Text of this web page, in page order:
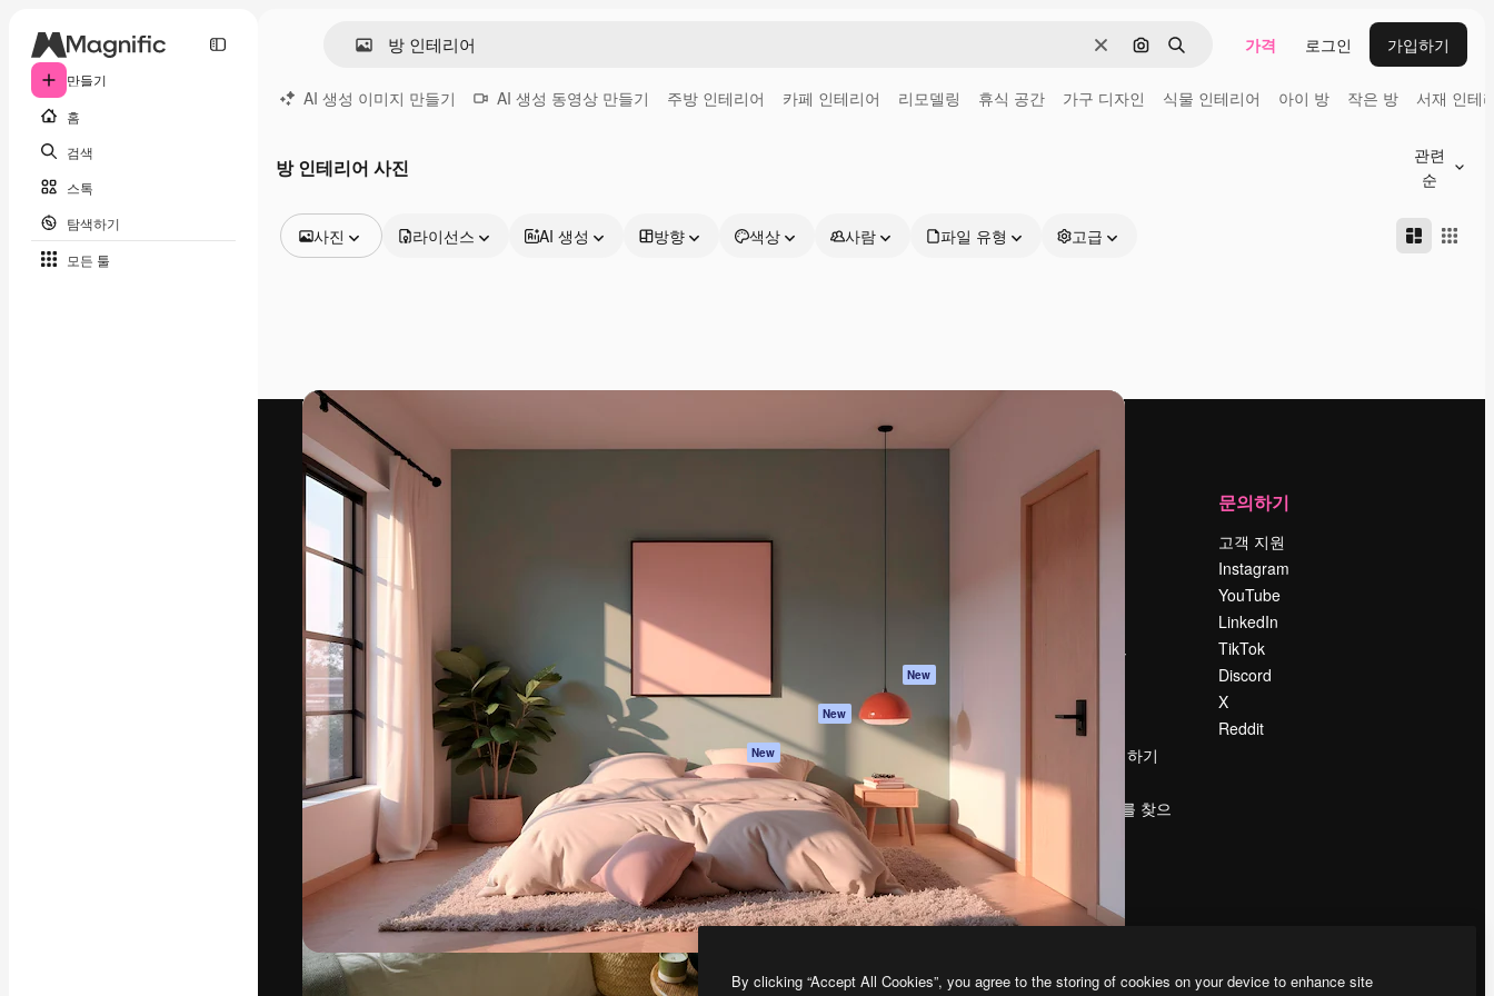
만들기
홈
검색
스톡
탐색하기
모든 툴
지우기이미지로 검색
검색 가격 로그인 가입하기
AI 생성 이미지 만들기 AI 생성 동영상 만들기 주방 인테리어 카페 인테리어 리모델링 휴식 공간 가구 디자인 식물 인테리어 아이 방 작은 방 서재 인테
방 인테리어 사진
관련
순
사진
동영상
영상 클립
모션 그래픽
동영상 템플릿
아이콘
3D 모델
글꼴
라이선스 AI 생성 방향 색상 사람 파일 유형 고급
최고의 결과물을 이끌어내는 크리에이티브
플랫폼. 크리에이터, 엔터프라이즈, 에이전시,
스튜디오를 아우르는 100만 명 이상의 구독
한국어
Spaces
AI 텍스트 음성 변환
스톡 콘텐츠
Claude/ChatGPT
용 MCP
New
Agents New
API
모바일 앱
모든 Magnific 툴
New
쿠키 정책
Trust Center
제휴 파트너
비지니스
회사
검색 트렌드
이벤트
Slidesgo
콘텐츠 판매하기
프레스룸
magnific.ai를 찾으
문의하기
고객 지원
Instagram
YouTube
LinkedIn
TikTok
Discord
X
Reddit
Copyright © 2010-2026Freepik Company S.L.U.모든 권리는 보호 받습니다.
By clicking “Accept All Cookies”, you agree to the storing of cookies on your device to enhance site